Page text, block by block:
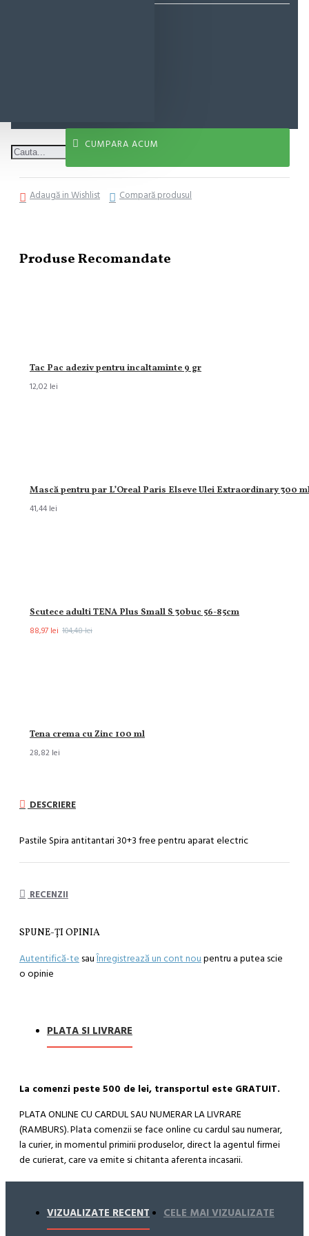
CUMPARA ACUM
Adaugă in Wishlist Compară produsul
Produse Recomandate
Tac Pac adeziv pentru incaltaminte 9 gr
12,02 lei
Mască pentru par L’Oreal Paris Elseve Ulei Extraordinary 300
41,44 lei
Scutece adulti TENA Plus Small S 30buc 56-85cm
88,97 lei 104,48 lei
Tena crema cu Zinc 100 ml
28,82 lei
DESCRIERE
Pastile Spira antitantari 30+3 free pentru aparat electric
RECENZII
SPUNE-ŢI OPINIA
Autentifică-te sauÎnregistrează un cont nou pentru a putea scie
o opinie
PLATA SI LIVRARE
La comenzi peste 500 de lei, transportul este GRATUIT.
PLATA ONLINE CU CARDUL SAU NUMERAR LA LIVRARE
(RAMBURS). Plata comenzii se face online cu cardul sau numerar,
la curier, in momentul primirii produselor, direct la agentul firmei
de curierat, care va emite si chitanta aferenta incasarii.
Cum se face livrarea produselor:
Livrarea comenzii la adresa indicata de dvs. si este asigurata de
compania de curierat, care va livreaza comanda în decursul a 24-
VIZUALIZATE RECENT CELE MAI VIZUALIZATE